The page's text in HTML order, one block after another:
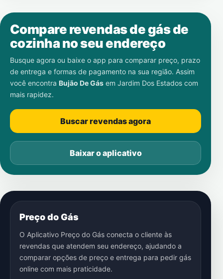
Compare revendas de gás de
cozinha no seu endereço
Busque agora ou baixe o app para comparar preço, prazo
de entrega e formas de pagamento na sua região. Assim
você encontra Bujão De Gás em Jardim Dos Estados com
mais rapidez.
Buscar revendas agora
Baixar o aplicativo
Preço do Gás
O Aplicativo Preço do Gás conecta o cliente às
revendas que atendem seu endereço, ajudando a
comparar opções de preço e entrega para pedir gás
online com mais praticidade.